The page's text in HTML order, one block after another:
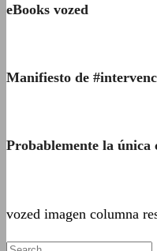
eBooks vozed
Manifiesto de
Probablemente la
vozed imagen columna